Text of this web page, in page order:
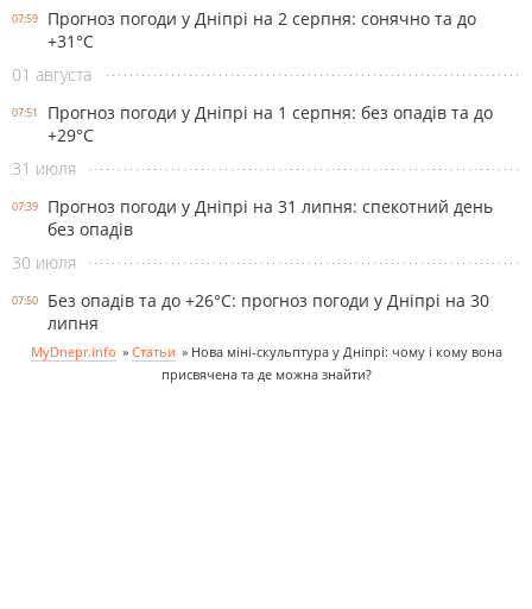
07:59
Прогноз погоди у Дніпрі на 2 серпня: сонячно та до
+31°С
01 августа
07:51
Прогноз погоди у Дніпрі на 1 серпня: без опадів та до
+29°С
31 июля
07:39
Прогноз погоди у Дніпрі на 31 липня: спекотний день
без опадів
30 июля
07:50
Без опадів та до +26°С: прогноз погоди у Дніпрі на 30
липня
MyDnepr.info » Статьи » Нова міні-скульптура у Дніпрі: чому і кому вона
присвячена та де можна знайти?